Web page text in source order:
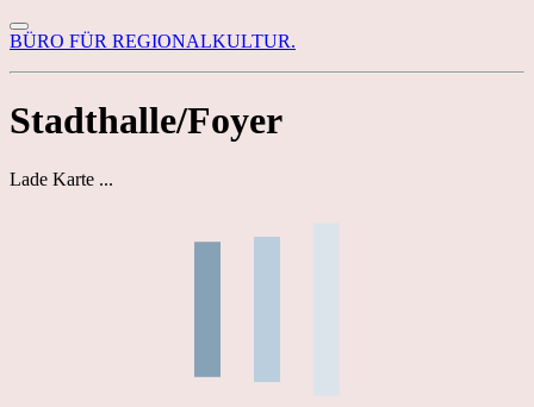
BÜRO FÜR REGIONALKULTUR.
Stadthalle/Foyer
Lade Karte ...